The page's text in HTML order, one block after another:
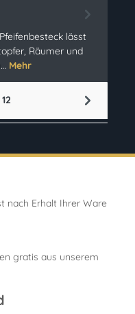
lässt
Räumer und
Mehr
12
nach Erhalt Ihrer Ware
gratis aus unserem